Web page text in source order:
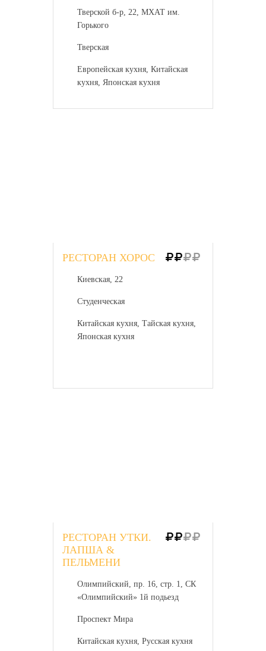
Тверской б-р, 22, МХАТ им.
Горького
Тверская
Европейская кухня, Китайская
кухня, Японская кухня
РЕСТОРАН ХОРОС
Киевская, 22
Студенческая
Китайская кухня, Тайская кухня,
Японская кухня
РЕСТОРАН УТКИ.
ЛАПША &
ПЕЛЬМЕНИ
Олимпийский, пр. 16, стр. 1, СК
«Олимпийский» 1й подьезд
Проспект Мира
Китайская кухня, Русская кухня